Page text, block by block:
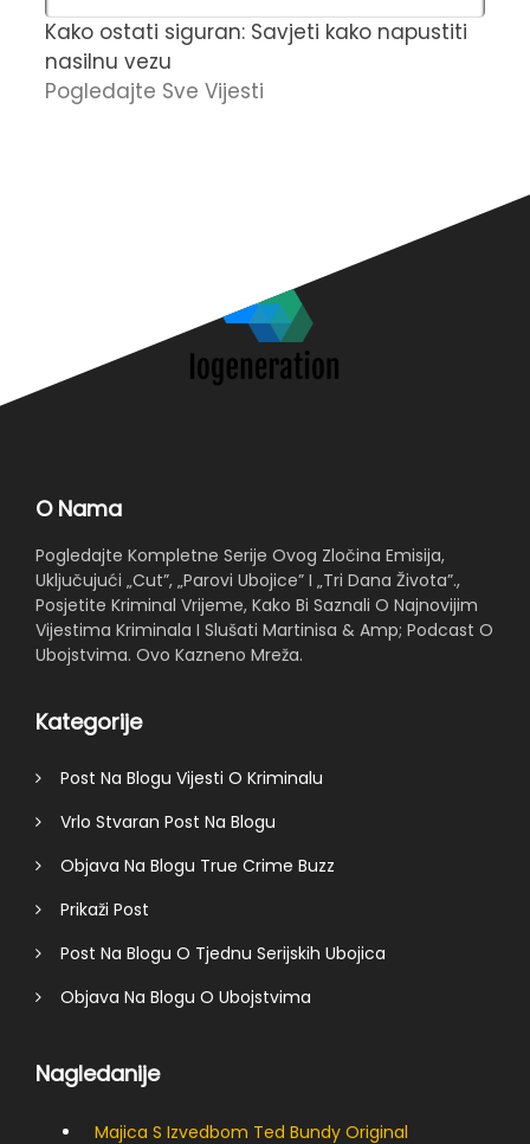
Kako ostati siguran: Savjeti kako napustiti
nasilnu vezu
Pogledajte Sve Vijesti
O Nama
Pogledajte Kompletne Serije Ovog Zločina Emisija,
Uključujući „Cut”, „Parovi Ubojice” I „Tri Dana Života”.,
Posjetite Kriminal Vrijeme, Kako Bi Saznali O Najnovijim
Vijestima Kriminala I Slušati Martinisa & Amp; Podcast O
Ubojstvima. Ovo Kazneno Mreža.
Kategorije
Post Na Blogu Vijesti O Kriminalu
Vrlo Stvaran Post Na Blogu
Objava Na Blogu True Crime Buzz
Prikaži Post
Post Na Blogu O Tjednu Serijskih Ubojica
Objava Na Blogu O Ubojstvima
Nagledanije
Majica S Izvedbom Ted Bundy Original